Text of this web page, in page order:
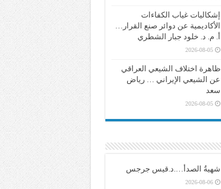
إشكاليات غياب الكفاءات
الأكاديمية عن دوائر صنع القرار…
أ. م. د. خلود جبار الشطري
2026-08-05
ظاهرة اختلاف الشيعي العراقي
عن الشيعي الإيراني … رياض
سعد
2026-08-05
شهيةُ الصدأ….د.قيس جرجس
2026-08-06